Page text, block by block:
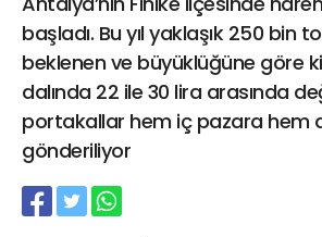
başladı. Bu yıl yaklaşık 250 bin
beklenen ve büyüklüğüne göre
dalında 22 ile 30 lira arasında
portakallar hem iç pazara hem
gönderiliyor
21 Gölcük